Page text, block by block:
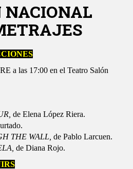
NACIONAL
a las 17:00 en el Teatro Salón
de Elena López Riera.
THE WALL, de Pablo Larcuen.
de Diana Rojo.